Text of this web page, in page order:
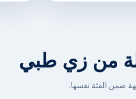
من زي طبي
ضمن الفئة نفسها.